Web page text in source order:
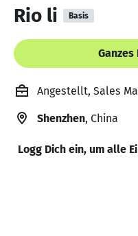
Rio li Basis
Angestellt, Sales
Shenzhen, China
Logg Dich ein, um alle